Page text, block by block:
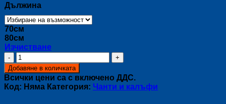
32,20 €
Дължина
70см
80см
Изчистване
количество
за
Тубус
за
фидер
Добавяне в количката
Всички цени са с включено ДДС.
Код: Няма Категория: Чанти и калъфи